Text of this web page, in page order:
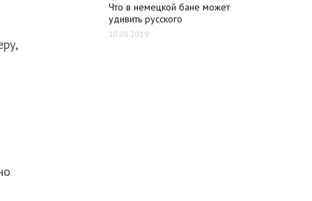
Что в немецкой бане может
удивить русского
10.08.2019